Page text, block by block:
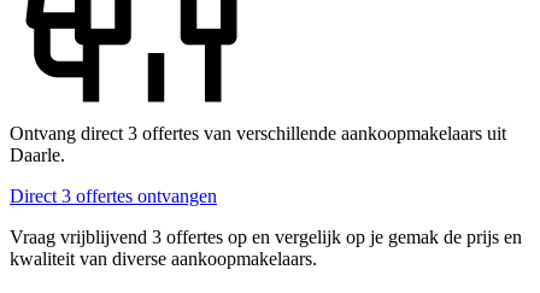
Ontvang direct 3 offertes van verschillende aankoopmakelaars uit
Daarle.
Direct 3 offertes ontvangen
Vraag vrijblijvend 3 offertes op en vergelijk op je gemak de prijs en
kwaliteit van diverse aankoopmakelaars.